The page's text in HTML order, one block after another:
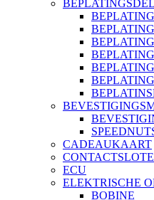
CADEAUKAART
ECU
ELEKTRISCHE
BOBINE